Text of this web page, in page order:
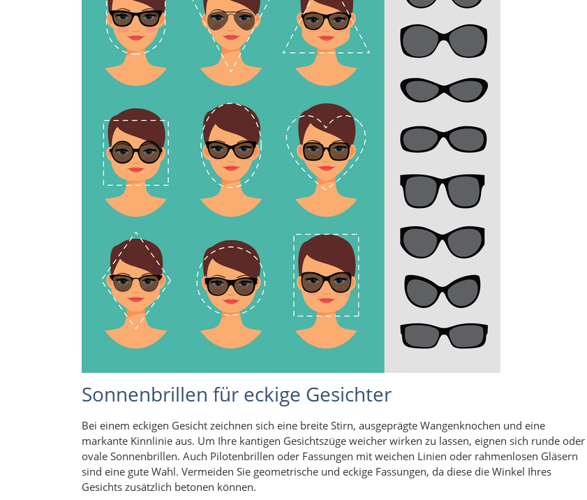
Sonnenbrillen für eckige Gesichter
Bei einem eckigen Gesicht zeichnen sich eine breite Stirn, ausgeprägte Wangenknochen und eine
markante Kinnlinie aus. Um Ihre kantigen Gesichtszüge weicher wirken zu lassen, eignen sich runde oder
ovale Sonnenbrillen. Auch Pilotenbrillen oder Fassungen mit weichen Linien oder rahmenlosen Gläsern
sind eine gute Wahl. Vermeiden Sie geometrische und eckige Fassungen, da diese die Winkel Ihres
Gesichts zusätzlich betonen können.